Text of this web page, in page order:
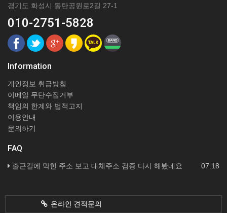
경기도 화성시 동탄공원로2길 27-1
010-2751-5828
Information
개인정보 취급방침
이메일 무단수집거부
책임의 한계와 법적고지
이용안내
문의하기
FAQ
07.18
출근길에 막힌 주소 보고 대체주소 검증 다시 해봤네요
온라인 견적문의